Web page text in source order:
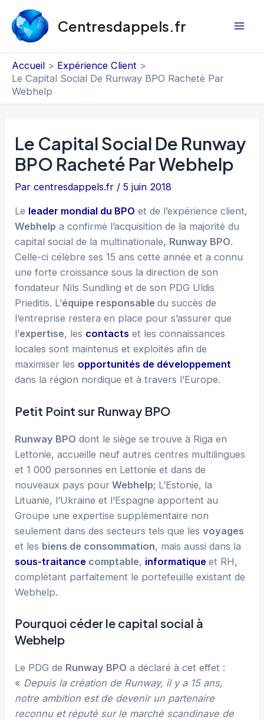
contenu
Centresdappels.fr
Accueil
Expérience Client
Le Capital Social De Runway BPO Racheté Par
Webhelp
Le Capital Social De Runway
BPO Racheté Par Webhelp
Parcentresdappels.fr /5 juin 2018
Le leader mondial du BPO et de l’expérience client,
Webhelp a confirmé l’acquisition de la majorité du
capital social de la multinationale, Runway BPO.
Celle-ci célèbre ses 15 ans cette année et a connu
une forte croissance sous la direction de son
fondateur Nils Sundling et de son PDG Uldis
Prieditis. L’équipe responsabledu succès de
l’entreprise restera en place pour s’assurer que
l’expertise, les contacts et les connaissances
locales sont maintenus et exploités afin de
maximiser les opportunités de développement
dans la région nordique et à travers l’Europe.
Petit Point sur Runway BPO
Runway BPO dont le siège se trouve à Riga en
Lettonie, accueille neuf autres centres multilingues
et 1 000 personnes en Lettonie et dans de
nouveaux pays pour Webhelp; L’Estonie, la
Lituanie, l’Ukraine et l’Espagne apportent au
Groupe une expertise supplémentaire non
seulement dans des secteurs tels que lesvoyages
et les biens de consommation, mais aussi dans la
sous-traitance comptable, informatiqueet RH,
complétant parfaitement le portefeuille existant de
Webhelp.
Pourquoi céder le capital social à
Webhelp
Le PDG de Runway BPO a déclaré à cet effet :
« Depuis la création de Runway, il y a 15 ans,
notre ambition est de devenir un partenaire
reconnu et réputé sur le marché scandinave de